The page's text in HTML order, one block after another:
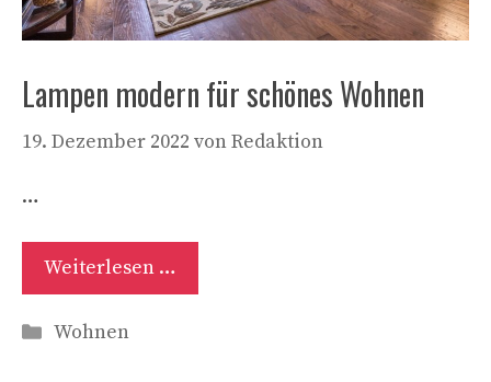
Lampen modern für schönes Wohnen
19. Dezember 2022 vonRedaktion
…
Weiterlesen …
Kategorien
Wohnen